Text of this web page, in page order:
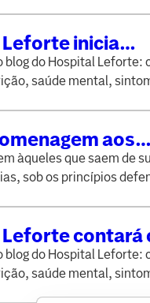
inicia
por
e
blog do Hospital Leforte:
saúde mental,
aos
de Florence
àqueles que saem de
sob os princípios
contará
artificial
pacientes
blog do Hospital Leforte:
saúde mental,
de doenças, elaborado